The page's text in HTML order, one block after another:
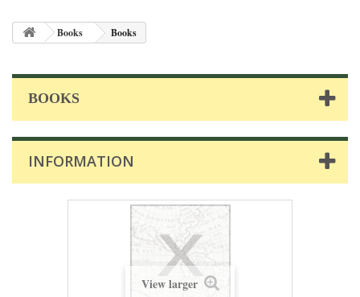
Books Books
BOOKS
INFORMATION
View larger